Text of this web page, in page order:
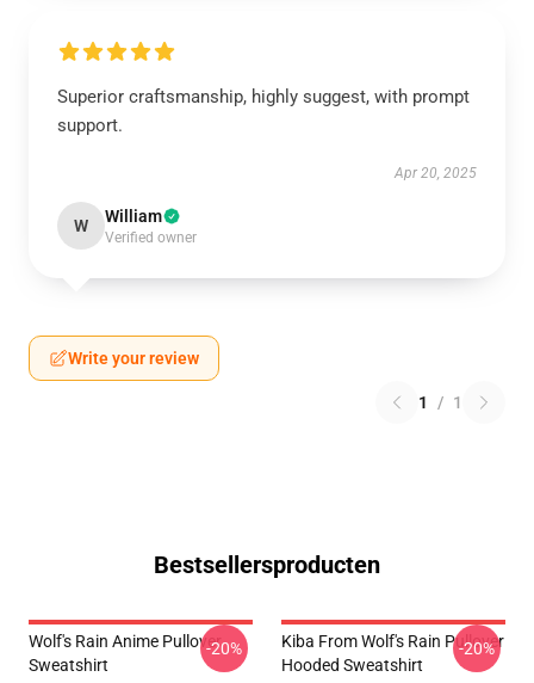
Superior craftsmanship, highly suggest, with prompt
support.
Apr 20, 2025
W William
Verified owner
Write your review
1 / 1
Bestsellersproducten
Wolf's Rain Anime Pullover
Sweatshirt
-20%
Kiba From Wolf's Rain Pullover
Hooded Sweatshirt
-20%